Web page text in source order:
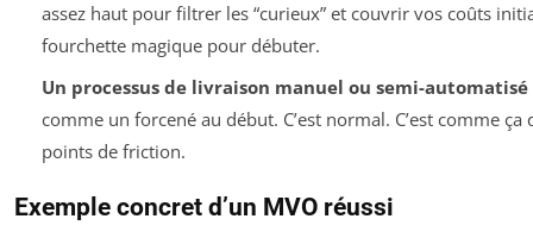
assez haut pour filtrer les “curieux” et couvrir vos coûts
fourchette magique pour débuter.
Un processus de livraison manuel ou semi-automatisé
comme un forcené au début. C’est normal. C’est comme
points de friction.
Exemple concret d’un MVO réussi